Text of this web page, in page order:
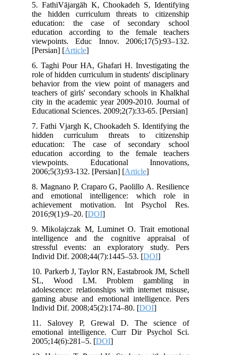
5. FathiVājargāh K, Chookadeh S, Identifying
the hidden curriculum threats to citizenship
education: the case of secondary school
education according to the female teachers
viewpoints. Educ Innov. 2006;17(5):93–132.
[Persian] [Article
6. Taghi Pour HA, Ghafari H. Investigating the
role of hidden curriculum in students' disciplinary
behavior from the view point of managers and
teachers of girls' secondary schools in Khalkhal
city in the academic year 2009-2010. Journal of
Educational Sciences. 2009;2(7):33-65. [Persian]
7. Fathi Vjargh K, Chookadeh S. Identifying the
hidden curriculum threats to citizenship
education: The case of secondary school
education according to the female teachers
viewpoints. Educational Innovations,
2006;5(3):93-132. [Persian] [Article
8. Magnano P, Craparo G, Paolillo A. Resilience
and emotional intelligence: which role in
achievement motivation. Int Psychol Res.
2016;9(1):9–20. [DOI
9. Mikolajczak M, Luminet O. Trait emotional
intelligence and the cognitive appraisal of
stressful events: an exploratory study. Pers
Individ Dif. 2008;44(7):1445–53. [DOI
10. Parkerb J, Taylor RN, Eastabrook JM, Schell
SL, Wood LM. Problem gambling in
adolescence: relationships with internet misuse,
gaming abuse and emotional intelligence. Pers
Individ Dif. 2008;45(2):174–80. [DOI
11. Salovey P, Grewal D. The science of
emotional intelligence. Curr Dir Psychol Sci.
2005;14(6):281–5. [DOI